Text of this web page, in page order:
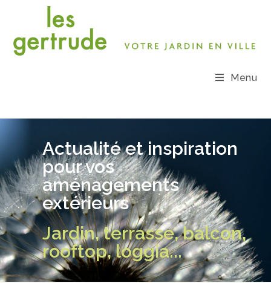
Menu
Actualité et inspiration
pour vos
aménagements
extérieurs
Jardin, terrasse, balcon,
rooftop, loggia...